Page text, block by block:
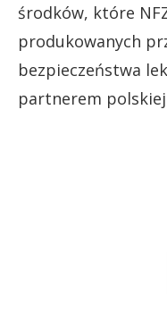
środków, które
produkowanych
bezpieczeństwa
partnerem